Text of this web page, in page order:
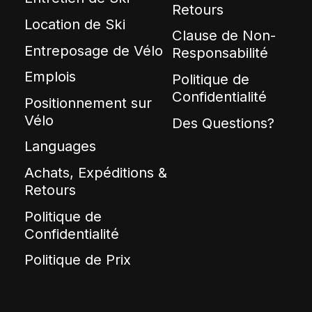
Location de Ski
Entreposage de Vélo
Emplois
Positionnement sur
Vélo
Languages
Achats, Expéditions &
Retours
Politique de
Confidentialité
Politique de Prix
Retours
Clause de Non-
Responsabilité
Politique de
Confidentialité
Des Questions?